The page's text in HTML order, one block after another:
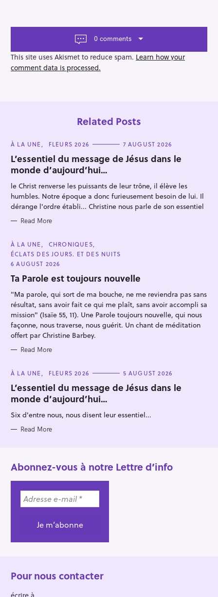
a
g
a
t
0 comments
This site uses Akismet to reduce spam. Learn how your
comment data is processed.
Related Posts
C
T
E
G
O
R
I
E
S
À LA UNE FLEURS 2026 7 AUGUST 2026
L’essentiel du message de Jésus dans le
monde d’aujourd’hui…
le Christ renverse les puissants de leur trône, il élève les
humbles. Notre époque a donc furieusement besoin de lui. Il
dérange l'ordre établi... Christine nous parle de son essentiel
Read More
C
A
T
E
G
O
R
E
À LA UNE
CHRONIQUES
ÉCLATS DES JOURS. ET DES NUITS
6 AUGUST 2026
Ta Parole est toujours nouvelle
"Ma parole, qui sort de ma bouche, ne me reviendra pas sans
résultat, sans avoir fait ce qui me plaît, sans avoir accompli sa
mission" (Isaïe 55, 11). Une Parole toujours nouvelle, qui nous
façonne, nous traverse, nous guérit. Un chant de méditation
offert par Christine Barbey.
Read More
C
T
E
G
O
R
I
S
À LA UNE FLEURS 2026 5 AUGUST 2026
L’essentiel du message de Jésus dans le
monde d’aujourd’hui…
Six d'entre nous, nous disent leur essentiel...
Read More
Abonnez-vous à notre Lettre d’info
Pour nous contacter
e
a
c
h
f
o
r